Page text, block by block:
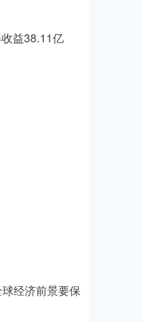
益38.11亿
经济前景要保